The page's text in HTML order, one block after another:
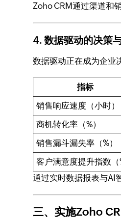
Zoho CRM通过渠道和
4.数据驱动的决策
数据驱动正在成为企业
指标
销售响应速度（小时）
商机转化率（%）
销售漏斗漏失率（%）
客户满意度提升指数（
通过实时数据报表与AI
三、实施Zoho